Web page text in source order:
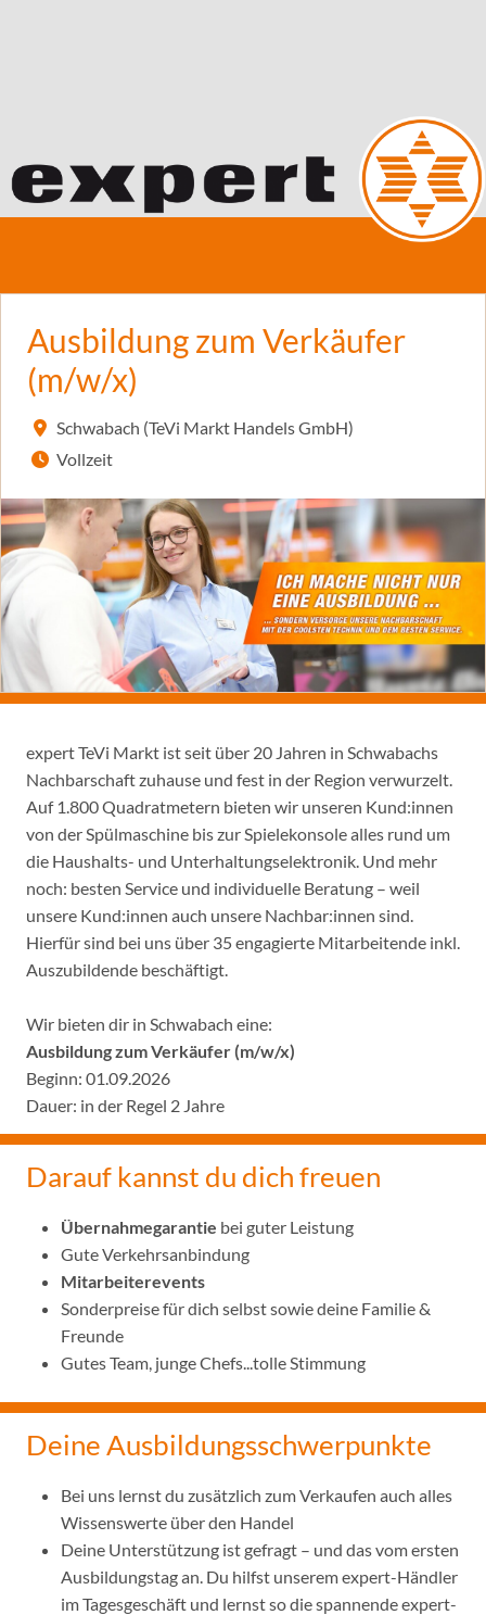
Ausbildung zum Verkäufer
(m/w/x)
Schwabach (TeVi Markt Handels GmbH)
Vollzeit
expert TeVi Markt ist seit über 20 Jahren in Schwabachs
Nachbarschaft zuhause und fest in der Region verwurzelt.
Auf 1.800 Quadratmetern bieten wir unseren Kund:innen
von der Spülmaschine bis zur Spielekonsole alles rund um
die Haushalts- und Unterhaltungselektronik. Und mehr
noch: besten Service und individuelle Beratung – weil
unsere Kund:innen auch unsere Nachbar:innen sind.
Hierfür sind bei uns über 35 engagierte Mitarbeitende inkl.
Auszubildende beschäftigt.
Wir bieten dir in Schwabach eine:
Ausbildung zum Verkäufer (m/w/x)
Beginn: 01.09.2026
Dauer: in der Regel 2 Jahre
Darauf kannst du dich freuen
Übernahmegarantie bei guter Leistung
Gute Verkehrsanbindung
Mitarbeiterevents
Sonderpreise für dich selbst sowie deine Familie &
Freunde
Gutes Team, junge Chefs...tolle Stimmung
Deine Ausbildungsschwerpunkte
Bei uns lernst du zusätzlich zum Verkaufen auch alles
Wissenswerte über den Handel
Deine Unterstützung ist gefragt – und das vom ersten
Ausbildungstag an. Du hilfst unserem expert-Händler
im Tagesgeschäft und lernst so die spannende expert-